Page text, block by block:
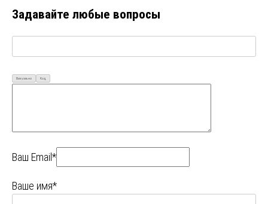
Задавайте любые вопросы
Визуально Код
Ваш Email*
Ваше имя*